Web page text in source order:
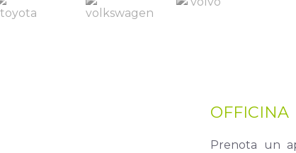
OFFICINA
Prenota un